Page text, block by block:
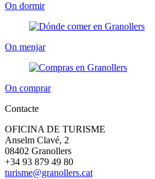
On dormir
On menjar
On comprar
Contacte
OFICINA DE TURISME
Anselm Clavé, 2
08402 Granollers
+34 93 879 49 80
turisme@granollers.cat